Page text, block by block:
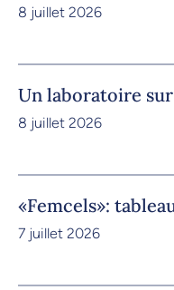
8 juillet 2026
Un laboratoire
8 juillet 2026
«Femcels»:
7 juillet 2026